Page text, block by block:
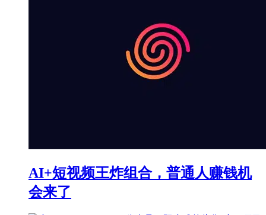
AI+短视频王炸组合，普通人赚钱机
会来了